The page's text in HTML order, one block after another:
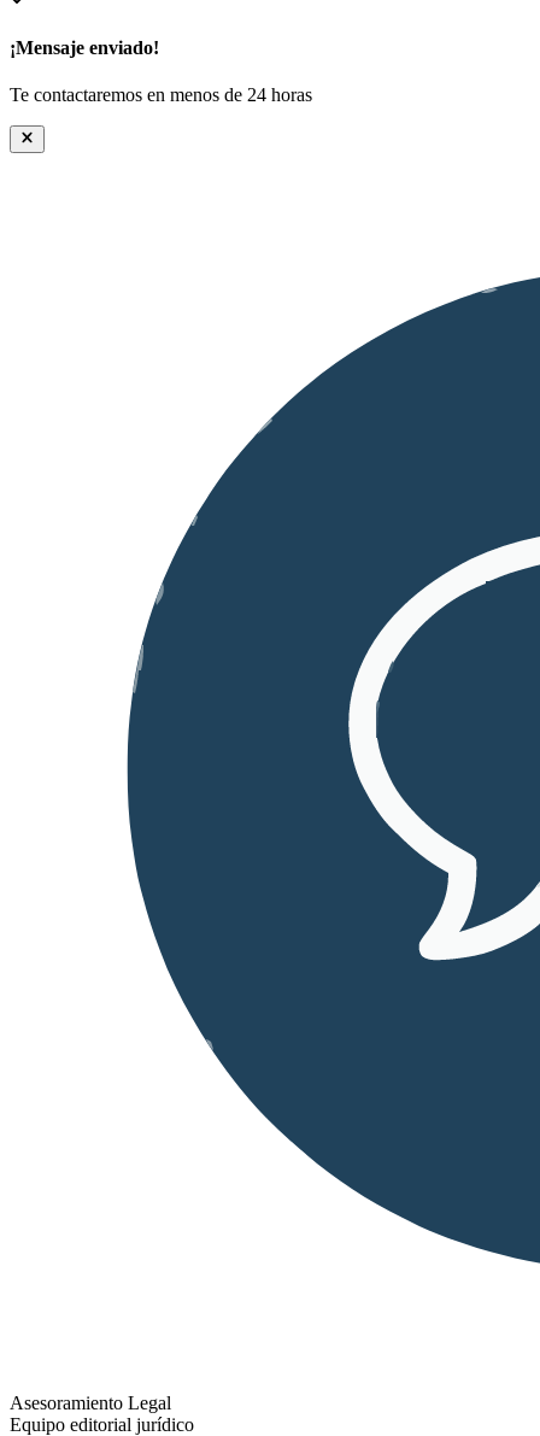
¡Mensaje enviado!
Te contactaremos en menos de 24 horas
Asesoramiento Legal
Equipo editorial jurídico